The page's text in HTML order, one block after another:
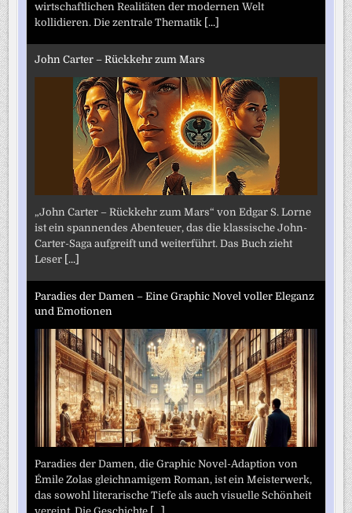
wirtschaftlichen Realitäten der modernen Welt
kollidieren. Die zentrale Thematik [...]
John Carter – Rückkehr zum Mars
„John Carter – Rückkehr zum Mars“ von Edgar S. Lorne
ist ein spannendes Abenteuer, das die klassische John-
Carter-Saga aufgreift und weiterführt. Das Buch zieht
Leser [...]
Paradies der Damen – Eine Graphic Novel voller Eleganz
und Emotionen
Paradies der Damen, die Graphic Novel-Adaption von
Émile Zolas gleichnamigem Roman, ist ein Meisterwerk,
das sowohl literarische Tiefe als auch visuelle Schönheit